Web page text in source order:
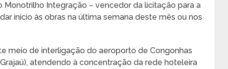
Monotrilho Integração – vencedor da licitação para a
início às obras na última semana deste mês ou nos
meio de interligação do aeroporto de Congonhas
atendendo à concentração da rede hoteleira